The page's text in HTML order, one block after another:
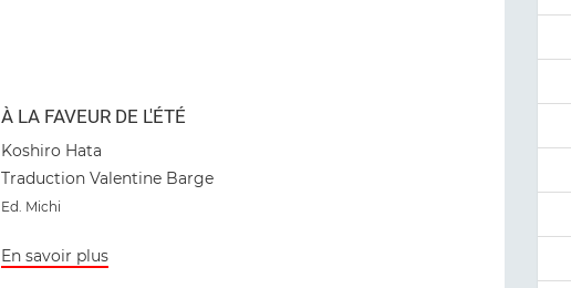
À LA FAVEUR DE L'ÉTÉ
Koshiro Hata
Traduction Valentine Barge
Ed. Michi
En savoir plus